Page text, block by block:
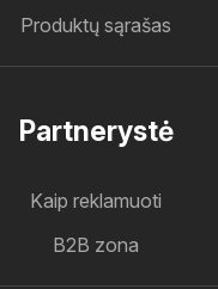
Produktų sąrašas
Partnerystė
Kaip reklamuoti
B2B zona